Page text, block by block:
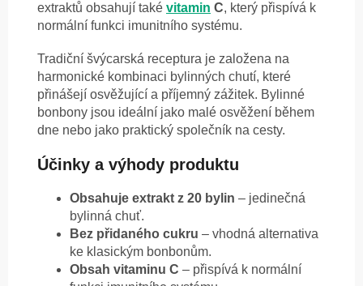
extraktů obsahují také vitamin C, který přispívá k
normální funkci imunitního systému.
Tradiční švýcarská receptura je založena na
harmonické kombinaci bylinných chutí, které
přinášejí osvěžující a příjemný zážitek. Bylinné
bonbony jsou ideální jako malé osvěžení během
dne nebo jako praktický společník na cesty.
Účinky a výhody produktu
Obsahuje extrakt z 20 bylin – jedinečná
bylinná chuť.
Bez přidaného cukru – vhodná alternativa
ke klasickým bonbonům.
Obsah vitaminu C – přispívá k normální